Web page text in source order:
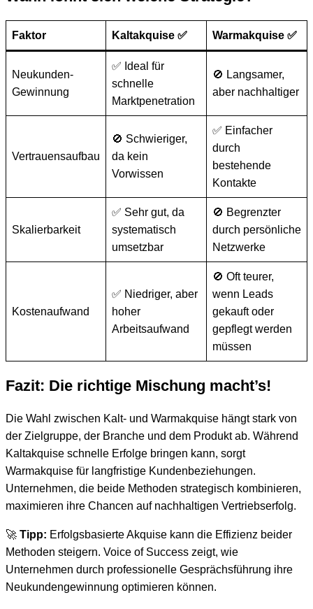
Faktor Kaltakquise ✅ Warmakquise ✅
Neukunden-
Gewinnung
✅ Ideal für
schnelle
Marktpenetration
🚫 Langsamer,
aber nachhaltiger
Vertrauensaufbau
🚫 Schwieriger,
da kein
Vorwissen
✅ Einfacher
durch
bestehende
Kontakte
Skalierbarkeit
✅ Sehr gut, da
systematisch
umsetzbar
🚫 Begrenzter
durch persönliche
Netzwerke
Kostenaufwand
✅ Niedriger, aber
hoher
Arbeitsaufwand
🚫 Oft teurer,
wenn Leads
gekauft oder
gepflegt werden
müssen
Fazit: Die richtige Mischung macht’s!
Die Wahl zwischen Kalt- und Warmakquise hängt stark von
der Zielgruppe, der Branche und dem Produkt ab. Während
Kaltakquise schnelle Erfolge bringen kann, sorgt
Warmakquise für langfristige Kundenbeziehungen.
Unternehmen, die beide Methoden strategisch kombinieren,
maximieren ihre Chancen auf nachhaltigen Vertriebserfolg.
🚀 Tipp: Erfolgsbasierte Akquise kann die Effizienz beider
Methoden steigern. Voice of Success zeigt, wie
Unternehmen durch professionelle Gesprächsführung ihre
Neukundengewinnung optimieren können.